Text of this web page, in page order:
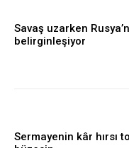
Savaş uzarken
belirginleşiyor
Sermayenin kâr hırsı